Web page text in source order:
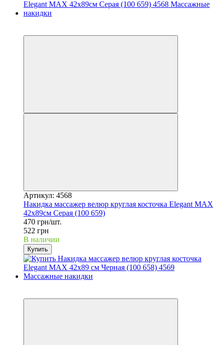
Артикул: 4568
Накидка массажер велюр круглая косточка Elegant MAX
42x89см Серая (100 659)
470 грн/шт.
522 грн
В наличии
Купить